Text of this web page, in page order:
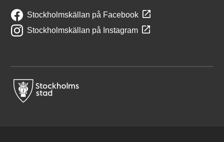
Stockholmskällan på Facebook
Stockholmskällan på Instagram